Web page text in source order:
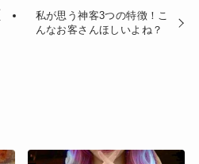
私が思う神客3つの特徴！こ
んなお客さんほしいよね？